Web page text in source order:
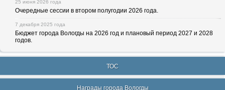
25 июня 2026 года
Очередные сессии в втором полугодии 2026 года.
7 декабря 2025 года
Бюджет города Вологды на 2026 год и плановый период 2027 и 2028
годов.
ТОС
Награды города Вологды